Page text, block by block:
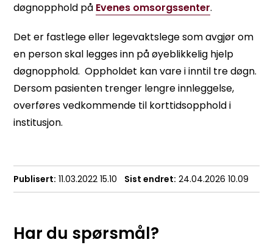
døgnopphold på Evenes omsorgssenter.
Det er fastlege eller legevaktslege som avgjør om
en person skal legges inn på øyeblikkelig hjelp
døgnopphold. Oppholdet kan vare i inntil tre døgn.
Dersom pasienten trenger lengre innleggelse,
overføres vedkommende til korttidsopphold i
institusjon.
Publisert 11.03.2022 15.10 Sist endret 24.04.2026 10.09
Har du spørsmål?